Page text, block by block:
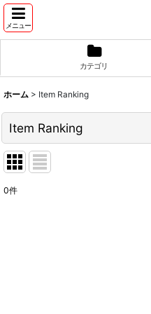
メニュー
カテゴリ
ホーム > Item Ranking
Item Ranking
0件